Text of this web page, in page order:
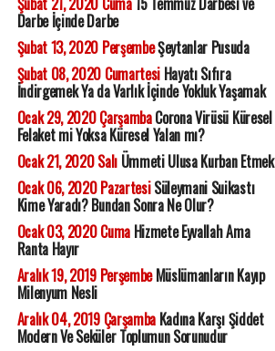
Darbe İçinde Darbe
Şubat 13, 2020 PerşembeŞeytanlar Pusuda
Şubat 08, 2020 CumartesiHayatı Sıfıra
İndirgemek Ya da Varlık İçinde Yokluk Yaşamak
Ocak 29, 2020 ÇarşambaCorona Virüsü Küresel
Felaket mi Yoksa Küresel Yalan mı?
Ocak 21, 2020 SalıÜmmeti Ulusa Kurban Etmek
Ocak 06, 2020 PazartesiSüleymani Suikastı
Kime Yaradı? Bundan Sonra Ne Olur?
Ocak 03, 2020 CumaHizmete Eyvallah Ama
Ranta Hayır
Aralık 19, 2019 PerşembeMüslümanların Kayıp
Milenyum Nesli
Aralık 04, 2019 ÇarşambaKadına Karşı Şiddet
Modern Ve Seküler Toplumun Sorunudur